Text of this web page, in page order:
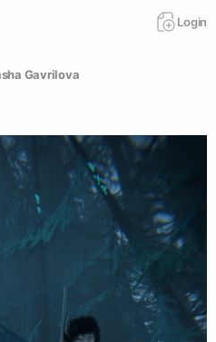
Login
Gavrilova